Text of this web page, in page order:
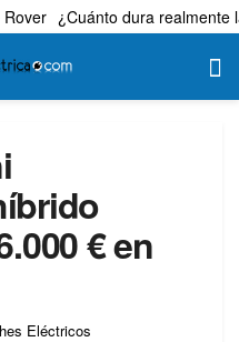
Rover ¿Cuánto dura realmente
€ en
Eléctricos